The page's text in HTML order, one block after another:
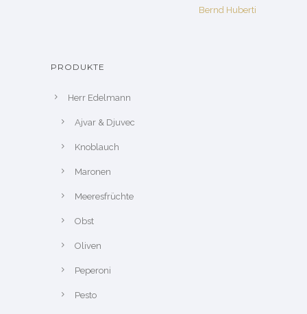
Bernd Huberti
PRODUKTE
Herr Edelmann
Ajvar & Djuvec
Knoblauch
Maronen
Meeresfrüchte
Obst
Oliven
Peperoni
Pesto